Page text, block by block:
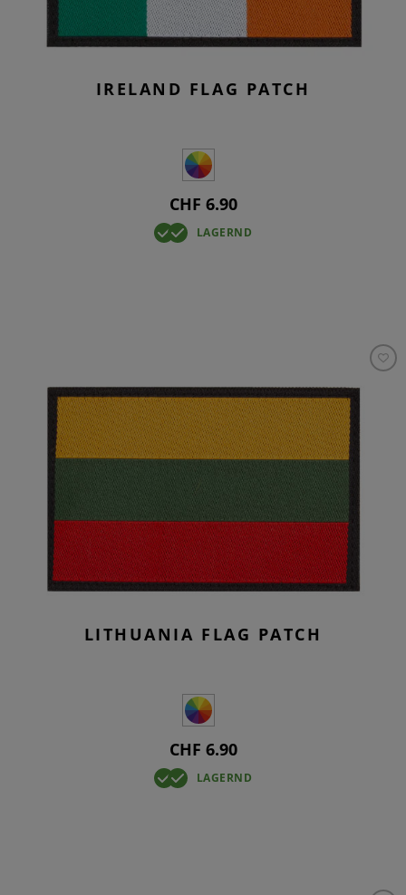
IRELAND FLAG PATCH
CHF 6.90
LAGERND
LITHUANIA FLAG PATCH
CHF 6.90
LAGERND